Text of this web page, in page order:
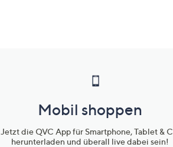
Mobil shoppen
Jetzt die QVC App für Smartphone, Tablet &
herunterladen und überall live dabei sein!